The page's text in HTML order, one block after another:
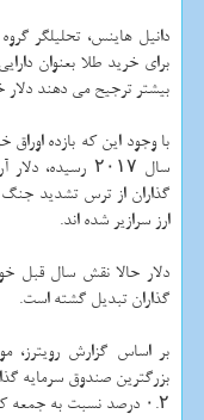
برای خرید طلا بعنوان
بیشتر ترجیح می دهند دلار
سال ۲۰۱۷
گذاران از ترس تشدید
ارز سرازیر شده اند.
دلار حالا نقش سال قبل
گذاران تبدیل گشته است.
بر اساس گزارش
بزرگترین صندوق سرمایه
۰.۲ درصد نسبت به جمعه كاهش پیدا كرد و به ۷۳۷.۳۴ تن رسید.